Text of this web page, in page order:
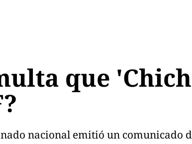
que
nacional emitió un comunicado